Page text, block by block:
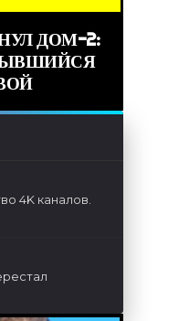
ДОМ-2:
4K каналов.